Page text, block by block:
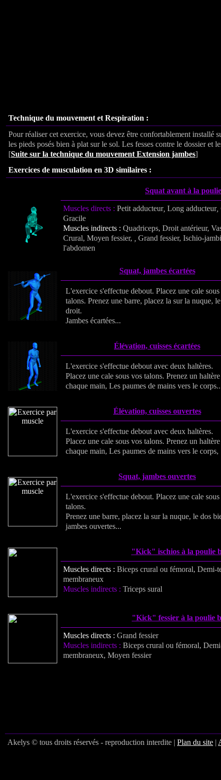
Technique du mouvement et Respiration :
Pour réaliser cet exercice, vous devez être confortablement installé
les pieds posés bien à plat sur le sol. Les fesses contre le dossier et
[Suite sur la technique du mouvement Extension jambes]
Exercices de musculation en 3D similaires :
Squat avant à la poulie
Muscles directs : Petit adducteur, Long adducteur,
Gracile
Muscles indirects : Quadriceps, Droit antérieur,
Crural, Moyen fessier,
Grand fessier, Ischio-
l'abdomen
Squat, jambes écartées
L'exercice s'effectue debout. Placez une cale
talons. Prenez une barre, placez la sur la nuque,
droit.
Jambes écartées...
Élévation, cuisses écartées
L'exercice s'effectue debout avec deux haltères.
Placez une cale sous vos talons. Prenez un
chaque main, Les paumes de mains vers le
Élévation, cuisses ouvertes
L'exercice s'effectue debout avec deux haltères.
Placez une cale sous vos talons. Prenez un
chaque main, Les paumes de mains vers le corps,
Squat, jambes ouvertes
L'exercice s'effectue debout. Placez une cale
talons.
Prenez une barre, placez la sur la nuque, le dos
jambes ouvertes...
"Kick" ischios à la poulie
Muscles directs : Biceps crural ou fémoral, Demi-
membraneux
Muscles indirects : Triceps sural
"Kick" fessier à la poulie
Muscles directs : Grand fessier
Muscles indirects : Biceps crural ou fémoral,
membraneux, Moyen fessier
Akelys © tous droits réservés - reproduction interdite | Plan du site |